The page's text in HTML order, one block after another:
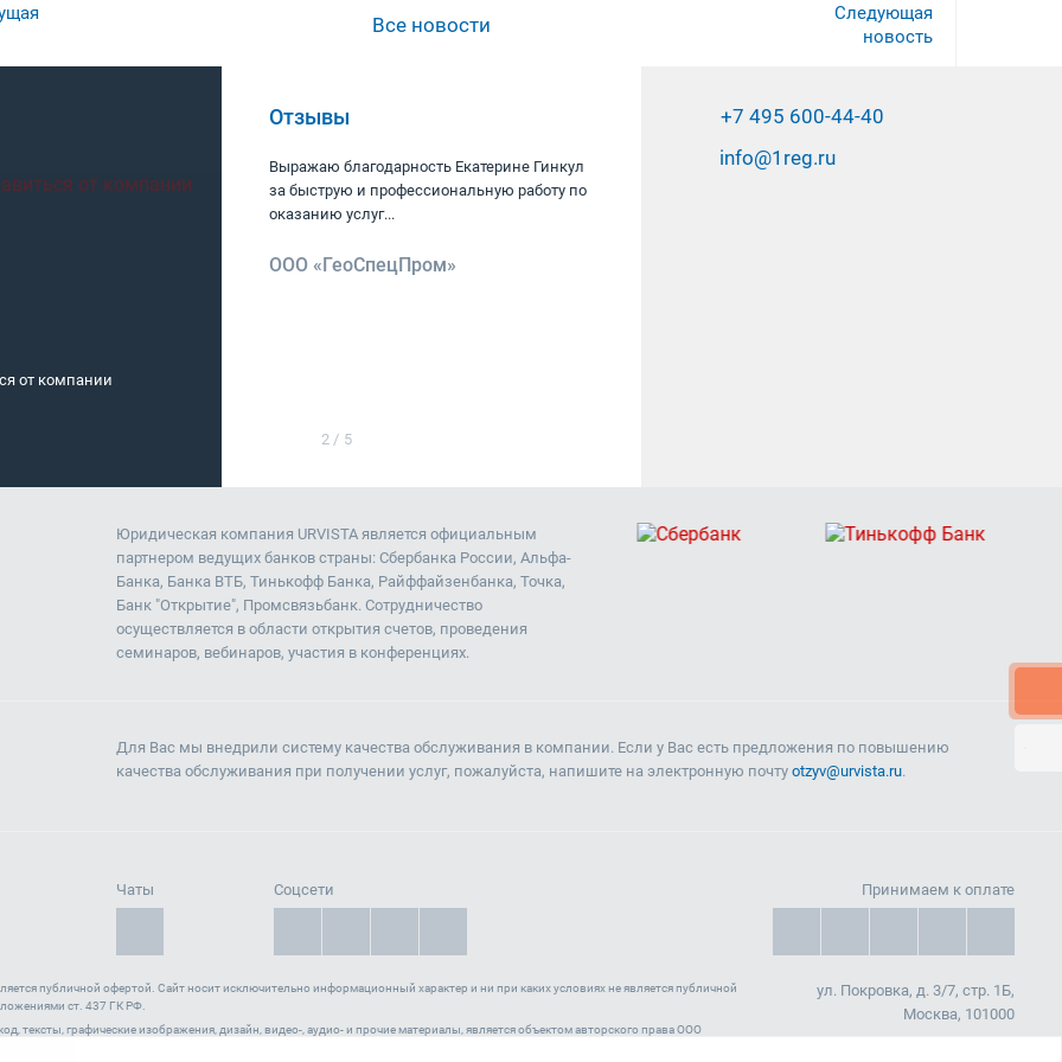
Все новости
Следующая
новость
от компании
Отзывы
за сотрудничество и
Выражаю благодарность Екатерине Гинкул
за быструю и профессиональную работу по
оказанию услуг...
ООО «ГеоСпецПром»
Благодарим за скорость и качество
2 / 5
+7 495 600-44-40
info@1reg.ru
Юридическая компания URVISTA является официальным
партнером ведущих банков страны: Сбербанка России, Альфа-
Банка, Банка ВТБ, Тинькофф Банка, Райффайзенбанка, Точка,
Банк "Открытие", Промсвязьбанк. Сотрудничество
осуществляется в области открытия счетов, проведения
семинаров, вебинаров, участия в конференциях.
Для Вас мы внедрили систему качества обслуживания в компании. Если у Вас есть предложения по повышению
качества обслуживания при получении услуг, пожалуйста, напишите на электронную почту otzyv@urvista.ru.
Чаты Соцсети Принимаем к оплате
ул. Покровка, д. 3/7, стр. 1Б,
Москва, 101000
публичной офертой. Cайт носит исключительно информационный характер и ни при каких условиях не является публичной
ст. 437 ГК РФ.
тексты, графические изображения, дизайн, видео-, аудио- и прочие материалы, является объектом авторского права ООО